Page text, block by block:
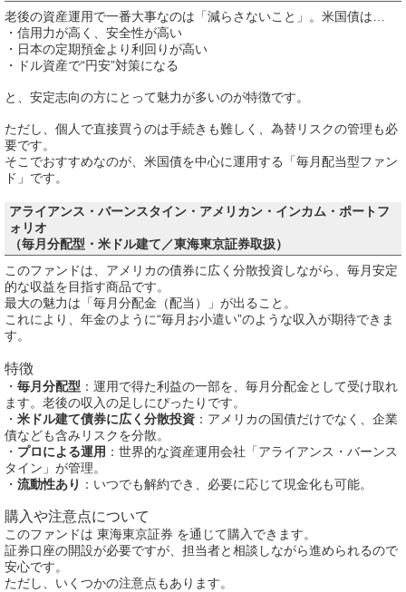
老後の資産運用で一番大事なのは「減らさないこと」。米国債は…
・信用力が高く、安全性が高い
・日本の定期預金より利回りが高い
・ドル資産で“円安”対策になる
と、安定志向の方にとって魅力が多いのが特徴です。
ただし、個人で直接買うのは手続きも難しく、為替リスクの管理も必
要です。
そこでおすすめなのが、米国債を中心に運用する「毎月配当型ファン
ド」です。
アライアンス・バーンスタイン・アメリカン・インカム・ポートフ
ォリオ
（毎月分配型・米ドル建て／東海東京証券取扱）
このファンドは、アメリカの債券に広く分散投資しながら、毎月安定
的な収益を目指す商品です。
最大の魅力は「毎月分配金（配当）」が出ること。
これにより、年金のように“毎月お小遣い”のような収入が期待できま
す。
特徴
・ 毎月分配型 ：運用で得た利益の一部を、毎月分配金として受け取れ
ます。老後の収入の足しにぴったりです。
・ 米ドル建て債券に広く分散投資 ：アメリカの国債だけでなく、企業
債なども含みリスクを分散。
・ プロによる運用 ：世界的な資産運用会社「アライアンス・バーンス
タイン」が管理。
・ 流動性あり ：いつでも解約でき、必要に応じて現金化も可能。
購入や注意点について
このファンドは 東海東京証券 を通じて購入できます。
証券口座の開設が必要ですが、担当者と相談しながら進められるので
安心です。
ただし、いくつかの注意点もあります。